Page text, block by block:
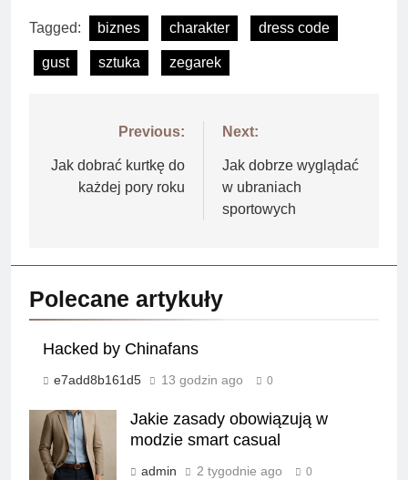
Tagged: biznes charakter dress code
gust sztuka zegarek
Nawigacja
wpisu
Previous:
Jak dobrać kurtkę do
każdej pory roku
Next:
Jak dobrze wyglądać
w ubraniach
sportowych
Polecane artykuły
Hacked by Chinafans
e7add8b161d5 13 godzin ago 0
Jakie zasady obowiązują w
modzie smart casual
admin 2 tygodnie ago 0